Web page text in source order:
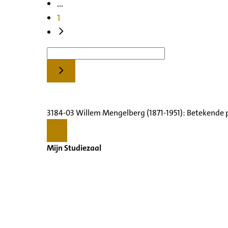
...
1
3184-03 Willem Mengelberg (1871-1951):
Mijn Studiezaal